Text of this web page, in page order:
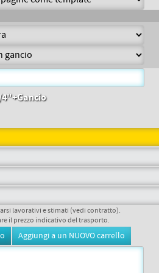
lavorativi e stimati (vedi contratto).
il prezzo indicativo del trasporto.